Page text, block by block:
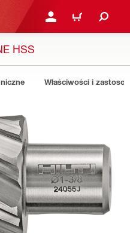
ZALOGUJ SIĘ LUB
KOSZYK
HSS
Właściwości i